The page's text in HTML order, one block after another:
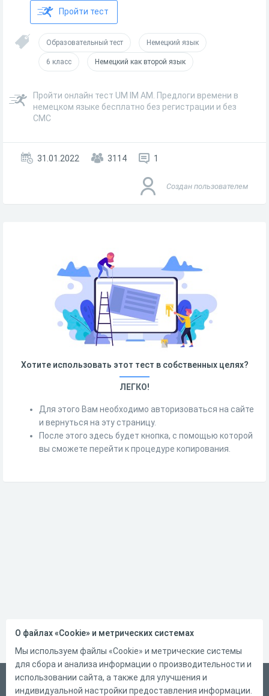
Пройти тест
Образовательный тест Немецкий язык
6 класс Немецкий как второй язык
Пройти онлайн тест UM IM AM. Предлоги времени в
немецком языке бесплатно без регистрации и без
СМС
31.01.2022 3114 1
Создан пользователем
Хотите использовать этот тест в собственных целях?
ЛЕГКО!
Для этого Вам необходимо авторизоваться на сайте
и вернуться на эту страницу.
После этого здесь будет кнопка, с помощью которой
вы сможете перейти к процедуре копирования.
Русский
О файлах «Cookie» и метрических системах
Мы используем файлы «Cookie» и метрические системы
для сбора и анализа информации о производительности и
использовании сайта, а также для улучшения и
индивидуальной настройки предоставления информации.